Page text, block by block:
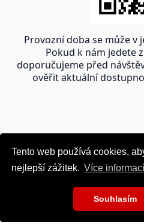
Tento web používá cookies,
nejlepší zážitek. Více informací
Souhlasím
Tento web používá cookies,
nejlepší zážitek. Více informací
Souhlasím
Provozní doba se může v
Pokud k nám jedete
doporučujeme před
ověřit aktuální
Copyright © 2024